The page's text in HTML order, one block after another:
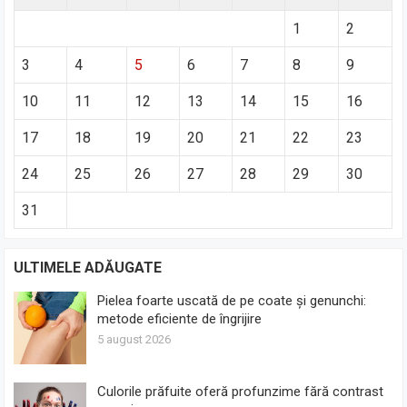
1 2
3 4 5 6 7 8 9
10 11 12 13 14 15 16
17 18 19 20 21 22 23
24 25 26 27 28 29 30
31
ULTIMELE ADĂUGATE
Pielea foarte uscată de pe coate și genunchi:
metode eficiente de îngrijire
5 august 2026
Culorile prăfuite oferă profunzime fără contrast